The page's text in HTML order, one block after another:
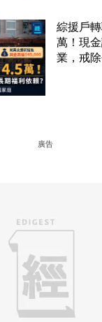
綜援戶
萬！現
業，戒
廣告